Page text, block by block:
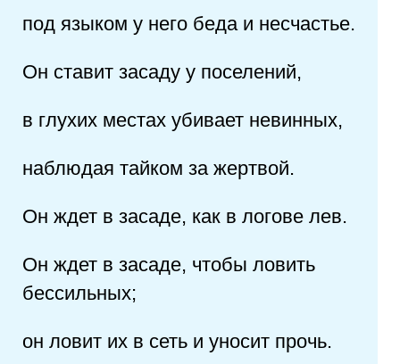
под языком у него беда и несчастье.
Он ставит засаду у поселений,
в глухих местах убивает невинных,
наблюдая тайком за жертвой.
Он ждет в засаде, как в логове лев.
Он ждет в засаде, чтобы ловить
бессильных;
он ловит их в сеть и уносит прочь.